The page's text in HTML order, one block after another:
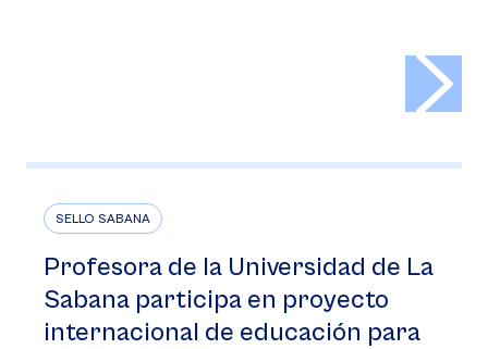
SELLO SABANA
Profesora de la Universidad de La
Sabana participa en proyecto
internacional de educación para